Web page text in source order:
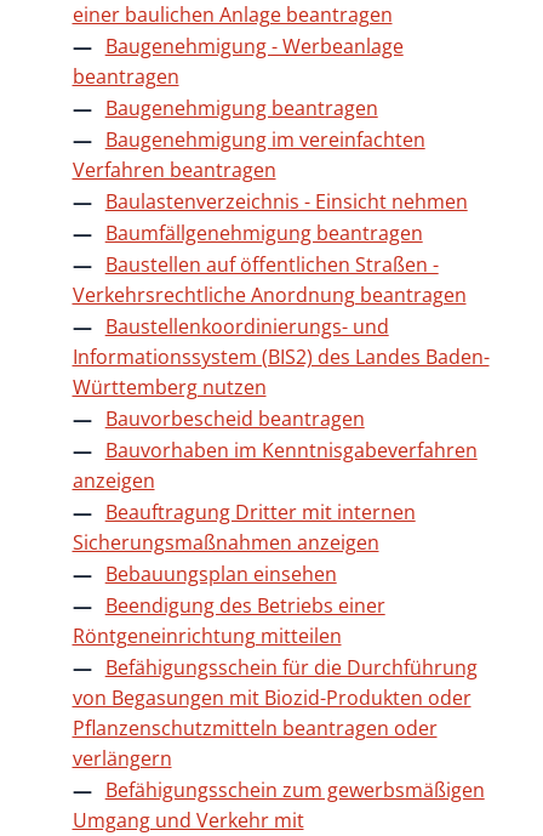
einer baulichen Anlage beantragen
Baugenehmigung - Werbeanlage
beantragen
Baugenehmigung beantragen
Baugenehmigung im vereinfachten
Verfahren beantragen
Baulastenverzeichnis - Einsicht nehmen
Baumfällgenehmigung beantragen
Baustellen auf öffentlichen Straßen -
Verkehrsrechtliche Anordnung beantragen
Baustellenkoordinierungs- und
Informationssystem (BIS2) des Landes Baden-
Württemberg nutzen
Bauvorbescheid beantragen
Bauvorhaben im Kenntnisgabeverfahren
anzeigen
Beauftragung Dritter mit internen
Sicherungsmaßnahmen anzeigen
Bebauungsplan einsehen
Beendigung des Betriebs einer
Röntgeneinrichtung mitteilen
Befähigungsschein für die Durchführung
von Begasungen mit Biozid-Produkten oder
Pflanzenschutzmitteln beantragen oder
verlängern
Befähigungsschein zum gewerbsmäßigen
Umgang und Verkehr mit